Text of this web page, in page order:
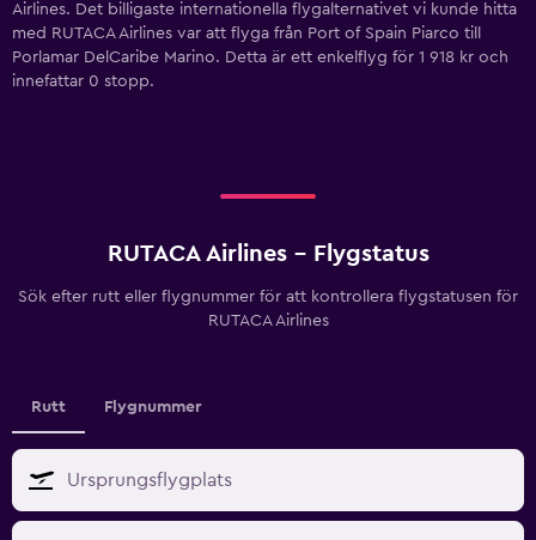
Airlines. Det billigaste internationella flygalternativet vi kunde hitta
med RUTACA Airlines var att flyga från Port of Spain Piarco till
Porlamar DelCaribe Marino. Detta är ett enkelflyg för 1 918 kr och
innefattar 0 stopp.
RUTACA Airlines - Flygstatus
Sök efter rutt eller flygnummer för att kontrollera flygstatusen för
RUTACA Airlines
Rutt Flygnummer